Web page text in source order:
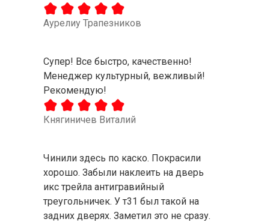
Аурелиу Трапезников
Супер! Все быстро, качественно!
Менеджер культурный, вежливый!
Рекомендую!
Княгиничев Виталий
Чинили здесь по каско. Покрасили
хорошо. Забыли наклеить на дверь
икс трейла антигравийный
треугольничек. У т31 был такой на
задних дверях. Заметил это не сразу.